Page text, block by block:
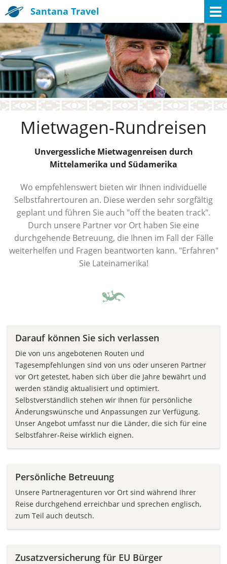
Santana Travel
Mietwagen-Rundreisen
Unvergessliche Mietwagenreisen durch
Mittelamerika und Südamerika
Wo empfehlenswert bieten wir Ihnen individuelle
Selbstfahrertouren an. Diese werden sehr sorgfältig
geplant und führen Sie auch "off the beaten track".
Durch unsere Partner vor Ort haben Sie eine
durchgehende Betreuung, die Ihnen im Fall der Fälle
weiterhelfen und Fragen beantworten kann. "Erfahren"
Sie Lateinamerika!
Darauf können Sie sich verlassen
Die von uns angebotenen Routen und
Tagesempfehlungen sind von uns oder unseren Partner
vor Ort getestet, haben sich über die Jahre bewährt und
werden ständig aktualisiert und optimiert.
Selbstverständlich stehen wir Ihnen für persönliche
Änderungswünsche und Anpassungen zur Verfügung.
Unser Angebot umfasst nur die Länder, die sich für eine
Selbstfahrer-Reise wirklich eignen.
Persönliche Betreuung
Unsere Partneragenturen vor Ort sind während Ihrer
Reise durchgehend erreichbar und sprechen englisch,
zum Teil auch deutsch.
Zusatzversicherung für EU Bürger